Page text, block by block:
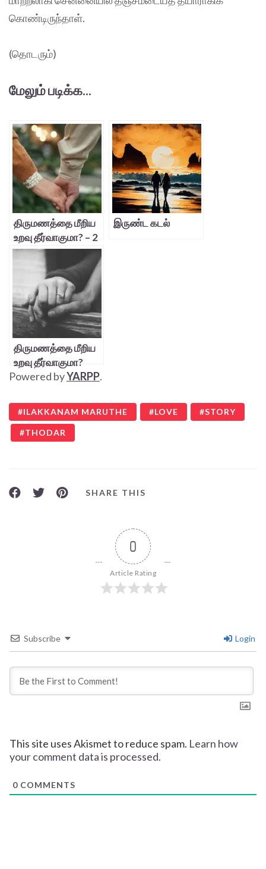
கொண்டிருந்தாள்.
(தொடரும்)
மேலும் படிக்க...
திருமணத்தை மீறிய
உறவு தீர்வாகுமா? – 2
இருண்ட கடல்
திருமணத்தை மீறிய
உறவு தீர்வாகுமா?
Powered byYARPP.
ILAKKANAM MARUTHE LOVE STORY
THODAR
SHARE THIS
0
Article Rating
Subscribe Login
This site uses Akismet to reduce spam. Learn how
your comment data is processed.
0 COMMENTS